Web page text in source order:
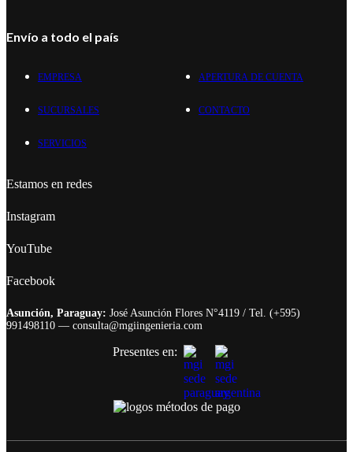
Envío a todo el país
EMPRESA
SUCURSALES
SERVICIOS
APERTURA DE CUENTA
CONTACTO
Estamos en redes
Instagram
YouTube
Facebook
Asunción, Paraguay: José Asunción Flores N°4119 / Tel. (+595)
991498110 — consulta@mgiingenieria.com
Presentes en: